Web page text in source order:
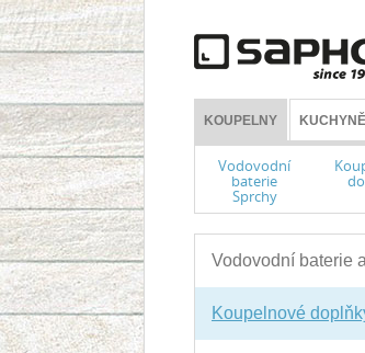
KOUPELNY KUCHYNĚ
Vodovodní
baterie
Sprchy
Vodovodní baterie
Koupelnové